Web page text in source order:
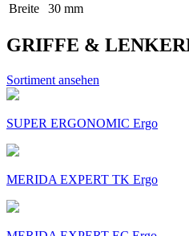
Breite
30 mm
GRIFFE &
Sortiment ansehen
SUPER ERGONOMIC Ergo
MERIDA EXPERT TK Ergo